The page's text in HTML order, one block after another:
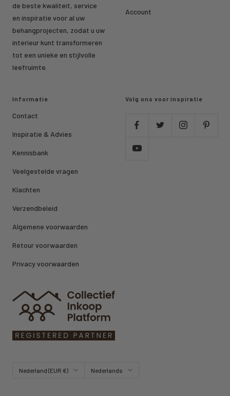
de beste kwaliteit, service
en inspiratie voor al uw
behangprojecten, zodat u uw
interieur kunt transformeren
tot een unieke en stijlvolle
leefruimte.
Account
Informatie
Contact
Inspiratie & Advies
Kennisbank
Veelgestelde vragen
Klachten
Verzendbeleid
Algemene voorwaarden
Retour voorwaarden
Privacy voorwaarden
Volg ons voor inspiratie
Land/regio Nederland (EUR €) TaalNederlands